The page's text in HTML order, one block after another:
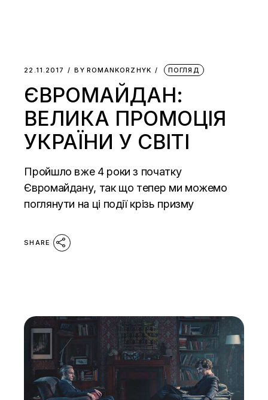
22.11.2017 BY ROMANKORZHYK ПОГЛЯД
ЄВРОМАЙДАН:
ВЕЛИКА ПРОМОЦІЯ
УКРАЇНИ У СВІТІ
Пройшло вже 4 роки з початку
Євромайдану, так що тепер ми можемо
поглянути на ці події крізь призму
SHARE